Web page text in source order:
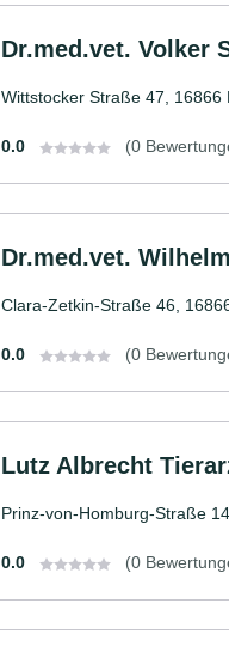
Dr.med.vet. Volker
Wittstocker Straße 47, 16866
0.0 (0
Dr.med.vet.
Clara-Zetkin-Straße 46,
0.0 (0
Lutz Albrecht
Prinz-von-Homburg-Straße
0.0 (0